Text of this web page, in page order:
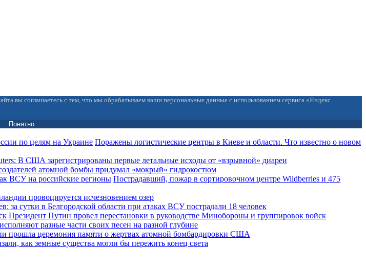
вы соглашаетесь с тем, что мы обрабатываем ваши персональные данные с использованием сервиса «Яндекс.
Понятно
Поражены логистические центры в Киеве и области. Что известно о новом
В США зарегистрированы первые летальные исходы от «взрывной» диареи
атомной бомбы придумал «мокрый» гидрокостюм
Пострадавший, пожар в сортировочном центре Wildberries и 475
провоцируется исчезновением озер
за сутки в Белгородской области при атаках ВСУ пострадали 18 человек
Президент Путин провел перестановки в руководстве Минобороны и группировок войск
разные части своих песен на разной глубине
прошла церемония памяти о жертвах атомной бомбардировки США
как земные существа могли бы пережить конец света